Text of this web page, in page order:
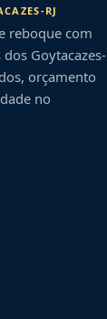
-RJ
reboque com
dos Goytacazes-
orçamento
no